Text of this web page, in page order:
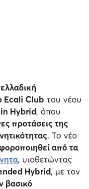
Ecali Club του νέου
Hybrid, όπου
προτάσεις της
. Το νέο
από τα
, υιοθετώντας
Hybrid, με τον
βασικό